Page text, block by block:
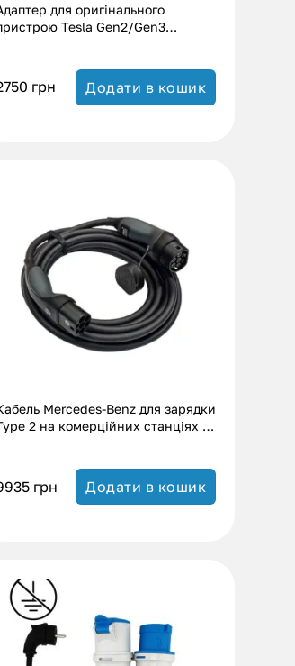
для оригінального
Tesla Gen2/Gen3
грн Додати в кошик
Mercedes-Benz для зарядки
2 на комерційних станціях з
грн Додати в кошик